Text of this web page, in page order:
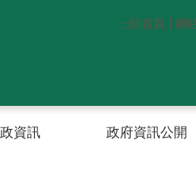
::: 回首頁 網
資訊 政府資訊公開